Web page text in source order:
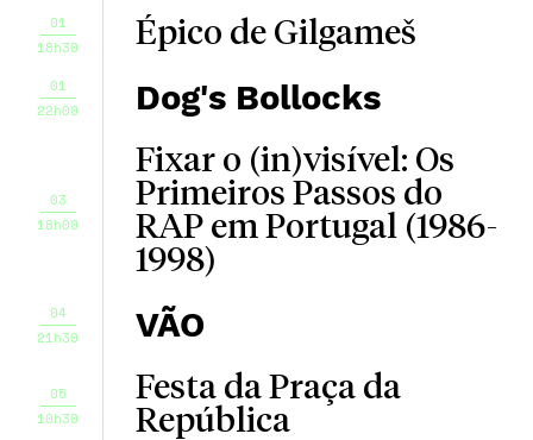
01
18h30
Épico de Gilgameš
01
22h00
Dog's Bollocks
03
18h00
Fixar o (in)visível: Os
Primeiros Passos do
RAP em Portugal (1986-
1998)
04
21h30
VÃO
05
10h30
Festa da Praça da
República